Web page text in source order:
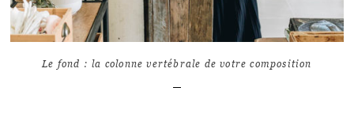
Le fond : la colonne vertébrale de votre composition